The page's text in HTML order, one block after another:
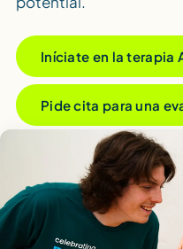
Iníciate en la terapia
Pide cita para una